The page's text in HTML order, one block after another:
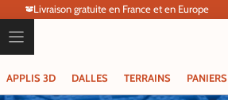
Livraison gratuite en France et en Europe
APPLIS 3D DALLES TERRAINS PANIERS